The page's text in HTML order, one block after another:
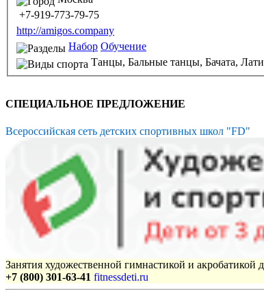
+7-919-773-79-75
http://amigos.company
Набор Обучение
Танцы, Бальные танцы, Бачата,
СПЕЦИАЛЬНОЕ ПРЕДЛОЖЕНИЕ
Всероссийская сеть детских спортивных школ "FD"
Занятия художественной гимнастикой и
+7 (800) 301-63-41 fitnessdeti.ru